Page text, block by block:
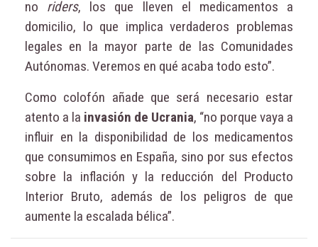
no riders, los que lleven el medicamentos a
domicilio, lo que implica verdaderos problemas
legales en la mayor parte de las Comunidades
Autónomas. Veremos en qué acaba todo esto”.
Como colofón añade que será necesario estar
atento a la invasión de Ucrania, “no porque vaya a
influir en la disponibilidad de los medicamentos
que consumimos en España, sino por sus efectos
sobre la inflación y la reducción del Producto
Interior Bruto, además de los peligros de que
aumente la escalada bélica”.